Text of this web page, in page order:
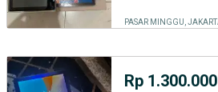
Rp 1.300.000